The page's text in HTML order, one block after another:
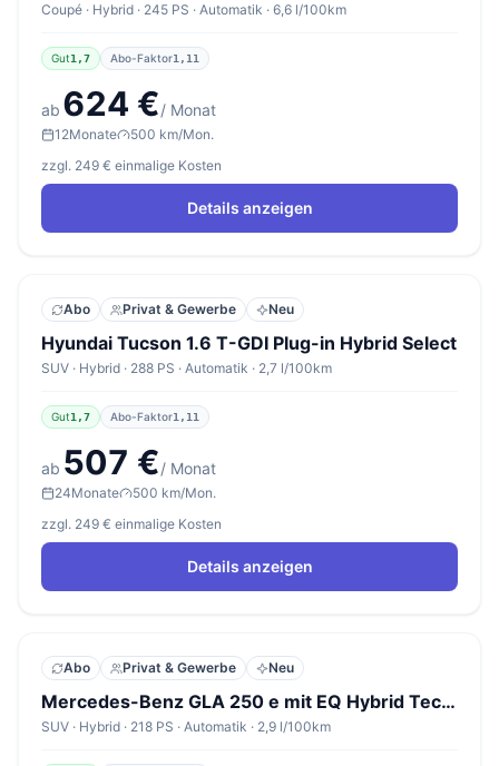
Coupé · Hybrid · 245 PS · Automatik · 6,6 l/100km
Gut1,7 Abo-Faktor1,11
ab 624 €/ Monat
12Monate
500 km/Mon.
zzgl. 249 € einmalige Kosten
Details anzeigen
Abo Privat & Gewerbe Neu
Hyundai Tucson 1.6 T-GDI Plug-in Hybrid Select
SUV · Hybrid · 288 PS · Automatik · 2,7 l/100km
Gut1,7 Abo-Faktor1,11
ab 507 €/ Monat
24Monate
500 km/Mon.
zzgl. 249 € einmalige Kosten
Details anzeigen
Abo Privat & Gewerbe Neu
Mercedes-Benz GLA 250 e mit EQ Hybrid Technologie Standard
SUV · Hybrid · 218 PS · Automatik · 2,9 l/100km